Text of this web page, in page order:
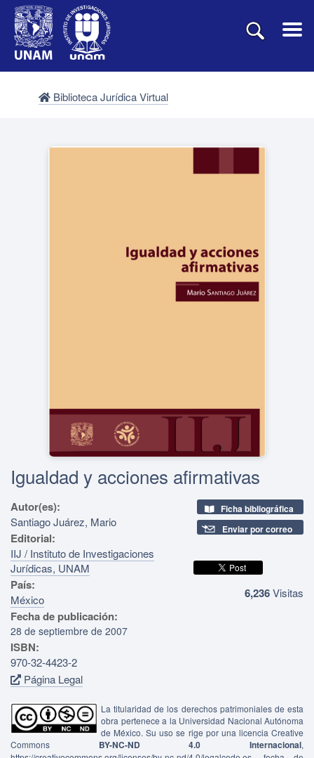
Biblioteca Jurídica Virtual
Igualdad y acciones afirmativas
Autor(es):
Santiago Juárez, Mario
Editorial:
IIJ / Instituto de Investigaciones
Jurídicas, UNAM
País:
México
Fecha de publicación:
28 de septiembre de 2007
ISBN:
970-32-4423-2
Página Legal
Ficha bibliográfica
Enviar por correo
6,236Visitas
La titularidad de los derechos patrimoniales de esta
obra pertenece a la Universidad Nacional Autónoma
de México. Su uso se rige por una licencia Creative
Commons BY-NC-ND 4.0 Internacional,